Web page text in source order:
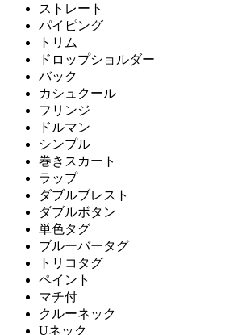
ストレート
パイピング
トリム
ドロップショルダー
バック
カシュクール
フリンジ
ドルマン
シンプル
巻きスカート
ラップ
ダブルブレスト
ダブルボタン
単色タグ
ブルーバータグ
トリコタグ
ペイント
マチ付
クルーネック
Uネック